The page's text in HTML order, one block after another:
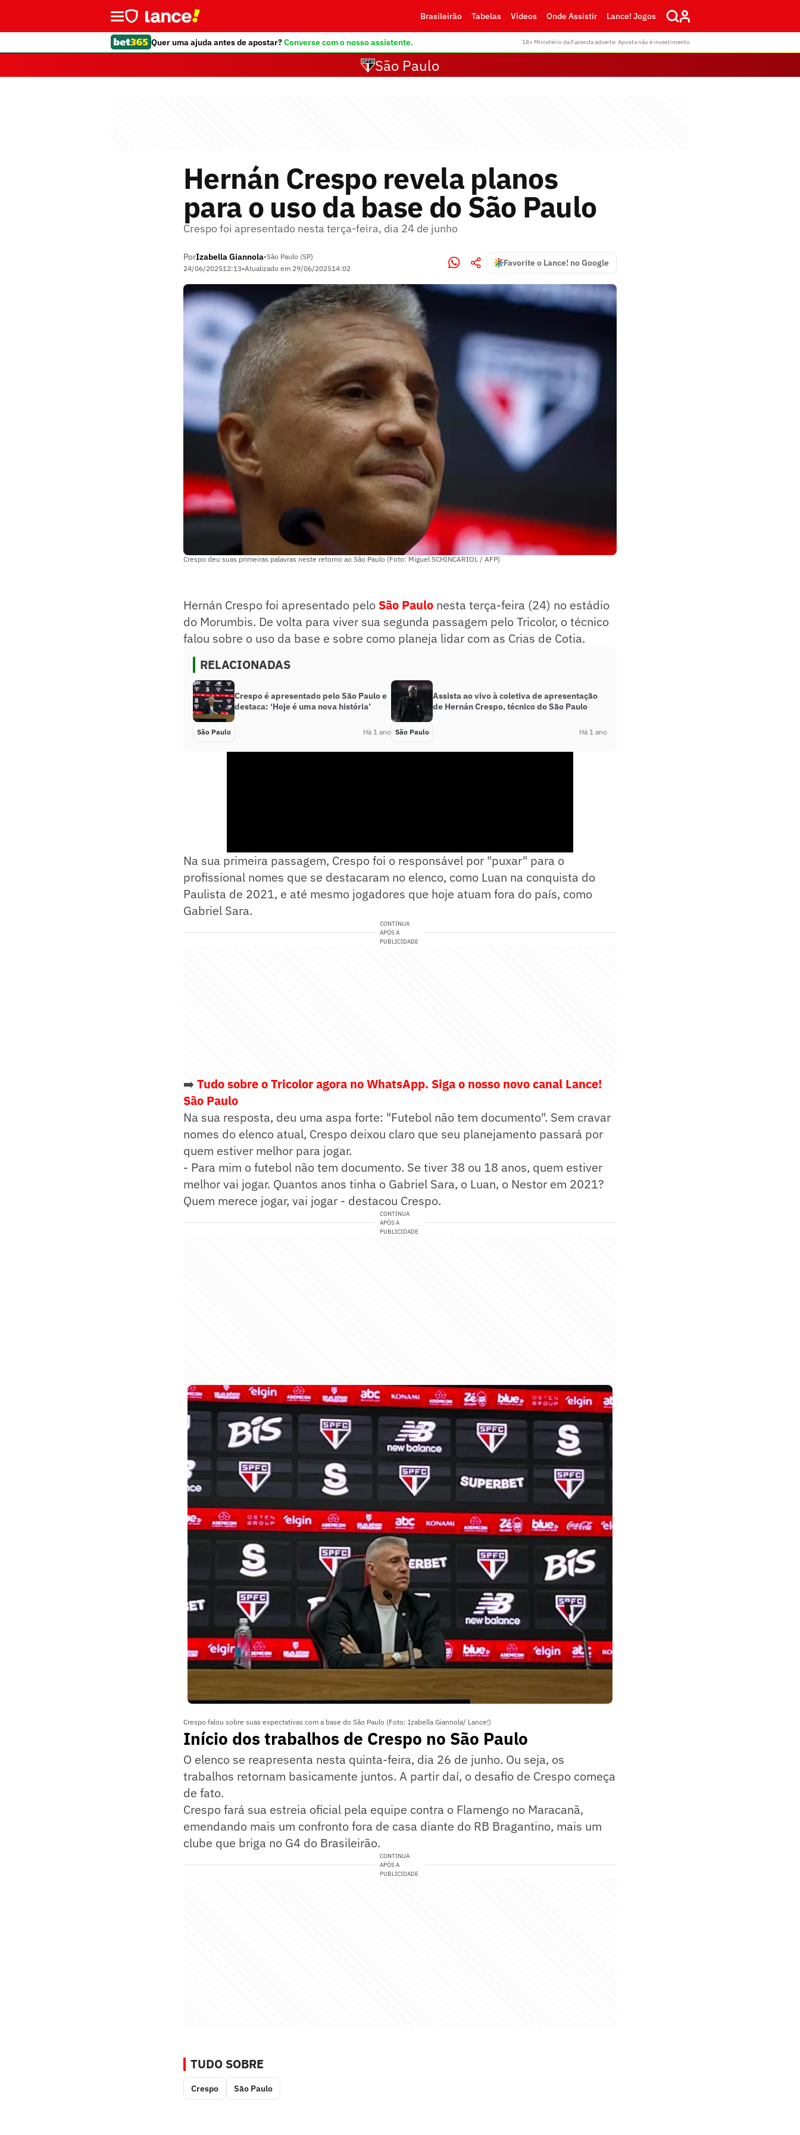
Brasileirão Tabelas Vídeos Onde Assistir Lance! Jogos
Quer uma ajuda antes de apostar?Converse com o nosso assistente. 18+ Ministério da Fazenda adverte: Aposta não é investimento
São Paulo
Hernán Crespo revela planos
para o uso da base do São Paulo
Crespo foi apresentado nesta terça-feira, dia 24 de junho
PorIzabella Giannola•São Paulo (SP)
24/06/202512:13•Atualizado em 29/06/202514:02
Favorite o Lance! no Google
Crespo deu suas primeiras palavras neste retorno ao São Paulo (Foto: Miguel SCHINCARIOL / AFP)
Hernán Crespo foi apresentado pelo São Paulo nesta terça-feira (24) no estádio
do Morumbis. De volta para viver sua segunda passagem pelo Tricolor, o técnico
falou sobre o uso da base e sobre como planeja lidar com as Crias de Cotia.
RELACIONADAS
Crespo é apresentado pelo São Paulo e
destaca: ‘Hoje é uma nova história’
São Paulo Há 1 ano
Assista ao vivo à coletiva de apresentação
de Hernán Crespo, técnico do São Paulo
São Paulo Há 1 ano
Na sua primeira passagem, Crespo foi o responsável por "puxar" para o
profissional nomes que se destacaram no elenco, como Luan na conquista do
Paulista de 2021, e até mesmo jogadores que hoje atuam fora do país, como
Gabriel Sara.
CONTINUA
APÓS A
PUBLICIDADE
➡️ Tudo sobre o Tricolor agora no WhatsApp. Siga o nosso novo canal Lance!
São Paulo
Na sua resposta, deu uma aspa forte: "Futebol não tem documento". Sem cravar
nomes do elenco atual, Crespo deixou claro que seu planejamento passará por
quem estiver melhor para jogar.
- Para mim o futebol não tem documento. Se tiver 38 ou 18 anos, quem estiver
melhor vai jogar. Quantos anos tinha o Gabriel Sara, o Luan, o Nestor em 2021?
Quem merece jogar, vai jogar - destacou Crespo.
CONTINUA
APÓS A
PUBLICIDADE
Crespo falou sobre suas expectativas com a base do São Paulo (Foto: Izabella Giannola/ Lance!)
Início dos trabalhos de Crespo no São Paulo
O elenco se reapresenta nesta quinta-feira, dia 26 de junho. Ou seja, os
trabalhos retornam basicamente juntos. A partir daí, o desafio de Crespo começa
de fato.
Crespo fará sua estreia oficial pela equipe contra o Flamengo no Maracanã,
emendando mais um confronto fora de casa diante do RB Bragantino, mais um
clube que briga no G4 do Brasileirão.
CONTINUA
APÓS A
PUBLICIDADE
TUDO SOBRE
Crespo São Paulo